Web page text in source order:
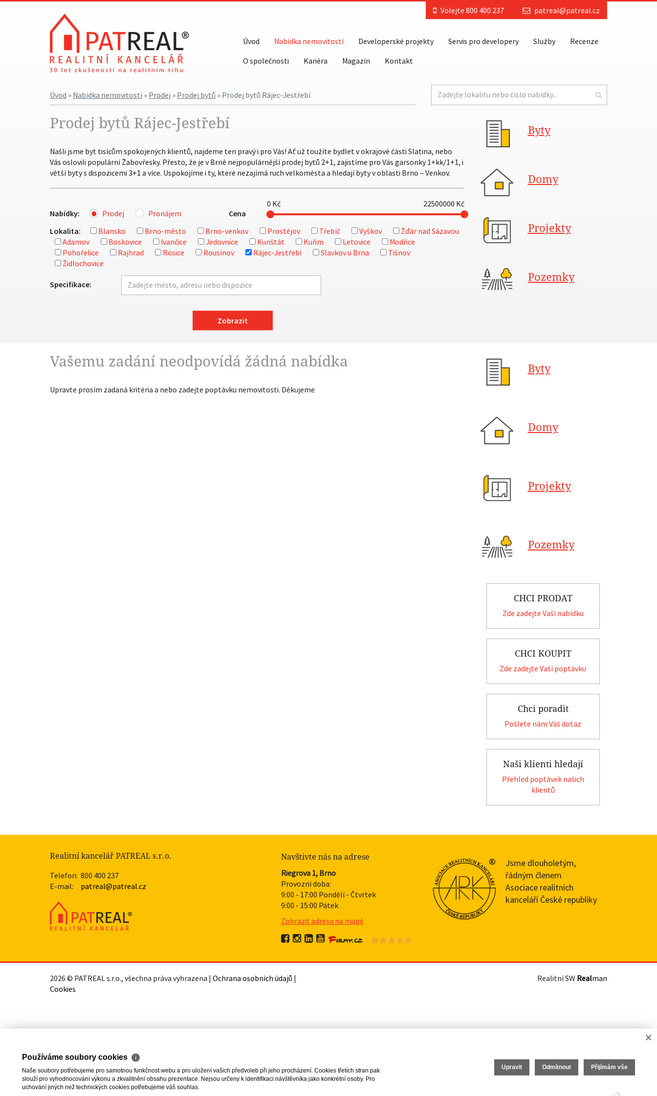
Volejte 800 400 237 patreal@patreal.cz
Úvod Nabídka nemovitostí Developerské projekty Servis pro developery Služby
Recenze
O společnosti
Kariéra Magazín Kontakt
Úvod » Nabídka nemovitostí » Prodej » Prodej bytů » Prodej bytů Rájec-Jestřebí
Prodej bytů Rájec-Jestřebí
Našli jsme byt tisícům spokojených klientů, najdeme ten pravý i pro Vás! Ať už toužíte bydlet v okrajové části Slatina, nebo
Vás oslovili populární Žabovřesky. Přesto, že je v Brně nejpopulárnější prodej bytů 2+1, zajistíme pro Vás garsonky 1+kk/1+1, i
větší byty s dispozicemi 3+1 a více. Uspokojíme i ty, které nezajímá ruch velkoměsta a hledají byty v oblasti Brno – Venkov.
Nabídky: Prodej Pronájem Cena
0 Kč 22500000 Kč
Lokalita: Blansko Brno-město Brno-venkov Prostějov Třebíč Vyškov
Žďár nad Sázavou
Adamov
Boskovice Ivančice Jedovnice Kunštát Kuřim Letovice
Modřice
Pohořelice
Rajhrad Rosice Rousínov Rájec-Jestřebí Slavkov u Brna
Tišnov
Židlochovice
Specifikace:
Zobrazit
Byty
Domy
Projekty
Pozemky
Vašemu zadání neodpovídá žádná nabídka
Upravte prosím zadaná kritéria a nebo zadejte poptávku nemovitosti. Děkujeme
Byty
Domy
Projekty
Pozemky
CHCI PRODAT
Zde zadejte Vaší nabídku
CHCI KOUPIT
Zde zadejte Vaší poptávku
Chci poradit
Pošlete nám Váš dotaz
Naši klienti hledají
Přehled poptávek našich
klientů
Realitní kancelář PATREAL s.r.o.
Telefon: 800 400 237
E-mail:
patreal@patreal.cz
Navštivte nás na adrese
Riegrova 1, Brno
Provozní doba:
9:00 - 17:00 Pondělí - Čtvrtek
9:00 - 15:00 Pátek
Zobrazit adresu na mapě
Jsme dlouholetým,
řádným členem
Asociace realitních
kanceláří České republiky
2026 © PATREAL s.r.o., všechna práva vyhrazena | Ochrana osobních údajů |
Cookies
Realitní SW Realman
×
Používáme soubory cookies ℹ
Naše soubory potřebujeme pro samotnou funkčnost webu a pro uložení vašich předvoleb při jeho procházení. Cookies třetích stran pak
slouží pro vyhodnocování výkonu a zkvalitnění obsahu prezentace. Nejsou určeny k identifikaci návštěvníka jako konkrétní osoby. Pro
uchování jiných než technických cookies potřebujeme váš souhlas.
Upravit Odmítnout Přijímám vše